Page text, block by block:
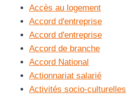
Accès au logement
Accord d'entreprise
Accord d'entreprise
Accord de branche
Accord National
Actionnariat salarié
Activités socio-culturelles